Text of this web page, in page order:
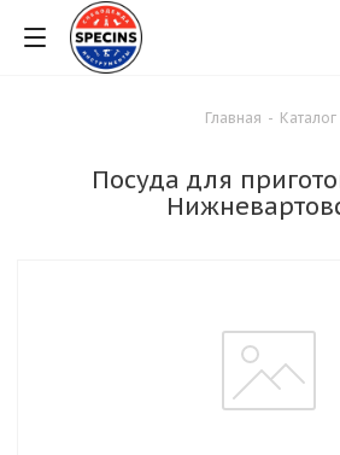
Главная - Каталог
Посуда для